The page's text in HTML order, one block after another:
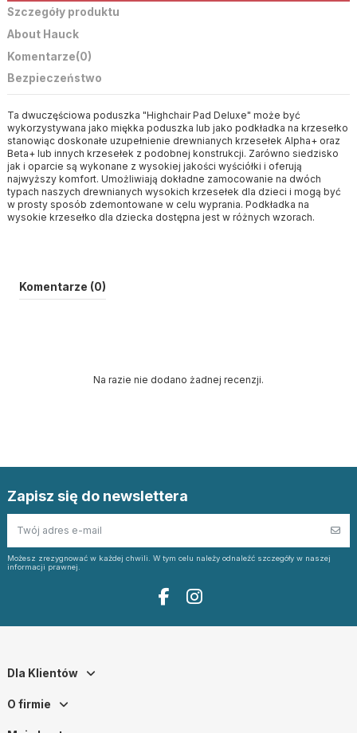
Szczegóły produktu
About Hauck
Komentarze(0)
Bezpieczeństwo
Ta dwuczęściowa poduszka "Highchair Pad Deluxe" może być
wykorzystywana jako miękka poduszka lub jako podkładka na krzesełko
stanowiąc doskonałe uzupełnienie drewnianych krzesełek Alpha+ oraz
Beta+ lub innych krzesełek z podobnej konstrukcji. Zarówno siedzisko
jak i oparcie są wykonane z wysokiej jakości wyściółki i oferują
najwyższy komfort. Umożliwiają dokładne zamocowanie na dwóch
typach naszych drewnianych wysokich krzesełek dla dzieci i mogą być
w prosty sposób zdemontowane w celu wyprania. Podkładka na
wysokie krzesełko dla dziecka dostępna jest w różnych wzorach.
Komentarze (0)
Na razie nie dodano żadnej recenzji.
Zapisz się do newslettera
Możesz zrezygnować w każdej chwili. W tym celu należy odnaleźć szczegóły w naszej
informacji prawnej.
Dla Klientów
O firmie